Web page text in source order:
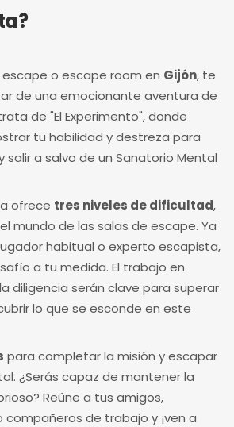
escape o escape room en Gijón, te
de una emocionante aventura de
de "El Experimento", donde
tu habilidad y destreza para
salir a salvo de un Sanatorio Mental
ofrece tres niveles de dificultad,
mundo de las salas de escape. Ya
habitual o experto escapista,
a tu medida. El trabajo en
diligencia serán clave para superar
lo que se esconde en este
para completar la misión y escapar
¿Serás capaz de mantener la
Reúne a tus amigos,
compañeros de trabajo y ¡ven a